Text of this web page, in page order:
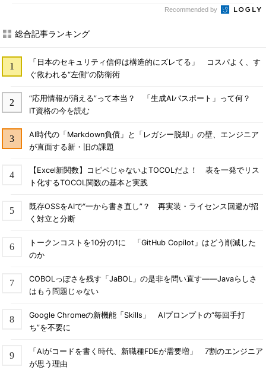
Recommended by
総合記事ランキング
「日本のセキュリティ信仰は構造的にズレてる」 コスパよく、す
ぐ救われる“左側”の防衛術
“応用情報が消える”って本当？ 「生成AIパスポート」って何？
IT資格の今を読む
AI時代の「Markdown負債」と「レガシー脱却」の壁、エンジニア
が直面する新・旧の課題
【Excel新関数】コピペじゃないよTOCOLだよ！ 表を一発でリス
ト化するTOCOL関数の基本と実践
既存OSSをAIで“一から書き直し”？ 再実装・ライセンス回避が招
く対立と分断
トークンコストを10分の1に 「GitHub Copilot」はどう削減した
のか
COBOLっぽさを残す「JaBOL」の是非を問い直す――Javaらしさ
はもう問題じゃない
Google Chromeの新機能「Skills」 AIプロンプトの“毎回手打
ち”を不要に
「AIがコードを書く時代、新職種FDEが需要増」 7割のエンジニア
が思う理由